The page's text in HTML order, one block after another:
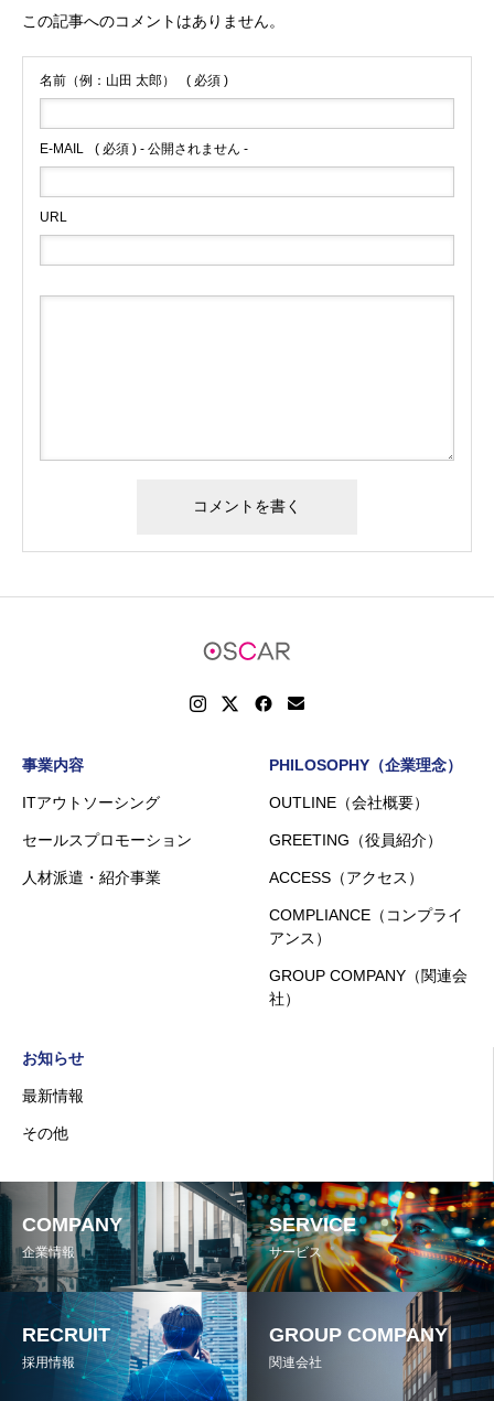
この記事へのコメントはありません。
名前（例：山田 太郎） ( 必須 )
E-MAIL ( 必須 ) - 公開されません -
URL
事業内容
ITアウトソーシング
セールスプロモーション
人材派遣・紹介事業
PHILOSOPHY（企業理念）
OUTLINE（会社概要）
GREETING（役員紹介）
ACCESS（アクセス）
COMPLIANCE（コンプライ
アンス）
GROUP COMPANY（関連会
社）
お知らせ
最新情報
その他
COMPANY
企業情報
SERVICE
サービス
RECRUIT
採用情報
GROUP COMPANY
関連会社